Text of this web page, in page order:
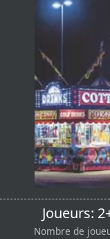
Joueurs:
Nombre de